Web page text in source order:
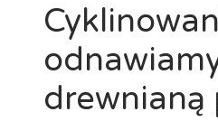
drewnianą